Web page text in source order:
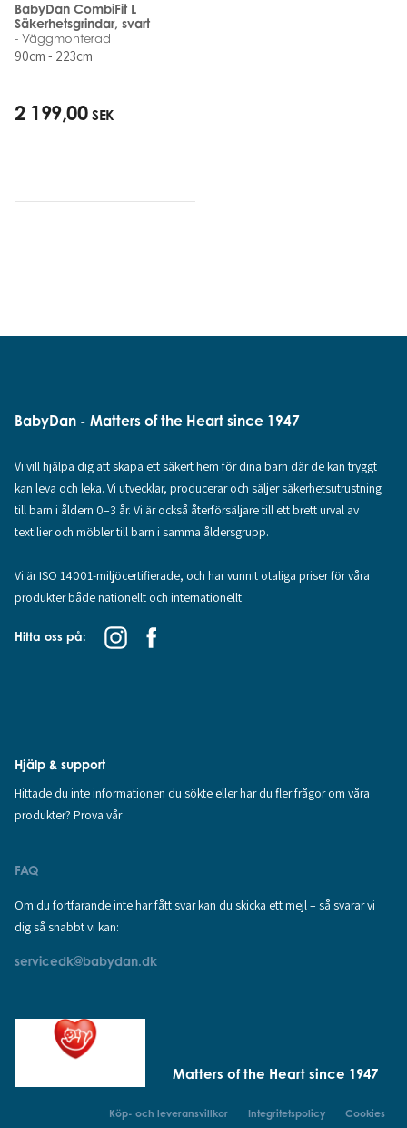
BabyDan CombiFit L
Säkerhetsgrindar, svart
- Väggmonterad
90cm - 223cm
2 199,00 SEK
BabyDan - Matters of the Heart since 1947
Vi vill hjälpa dig att skapa ett säkert hem för dina barn där de kan tryggt
kan leva och leka. Vi utvecklar, producerar och säljer säkerhetsutrustning
till barn i åldern 0–3 år. Vi är också återförsäljare till ett brett urval av
textilier och möbler till barn i samma åldersgrupp.
Vi är ISO 14001-miljöcertifierade, och har vunnit otaliga priser för våra
produkter både nationellt och internationellt.
Hitta oss på:
Hjälp & support
Hittade du inte informationen du sökte eller har du fler frågor om våra
produkter? Prova vår
FAQ
Om du fortfarande inte har fått svar kan du skicka ett mejl – så svarar vi
dig så snabbt vi kan:
servicedk@babydan.dk
Matters of the Heart since 1947
Köp- och leveransvillkor Integritetspolicy Cookies